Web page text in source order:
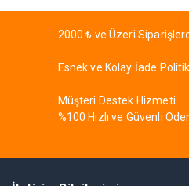
2000 ₺ ve Üzeri
Esnek ve Kolay İade
Müşteri Destek Hizmeti
%100 Hızlı ve Güvenli